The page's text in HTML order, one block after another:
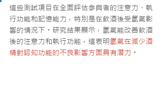
這些測試項目在全面評估參與者的注意力、執
行功能和記憶能力，特別是在飲酒後受氫氣影
響的情況下。研究結果顯示，氫氣能改善飲酒
後的注意力和執行功能，這表明氫氣在減少酒
精對認知功能的不良影響方面具有潛力 。